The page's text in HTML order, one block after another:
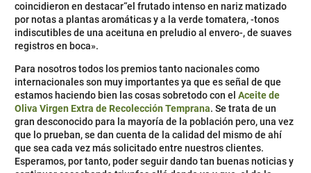
coincidieron en destacar“el frutado intenso en nariz matizado
por notas a plantas aromáticas y a la verde tomatera, -tonos
indiscutibles de una aceituna en preludio al envero-, de suaves
registros en boca».
Para nosotros todos los premios tanto nacionales como
internacionales son muy importantes ya que es señal de que
estamos haciendo bien las cosas sobretodo con el Aceite de
Oliva Virgen Extra de Recolección Temprana. Se trata de un
gran desconocido para la mayoría de la población pero, una vez
que lo prueban, se dan cuenta de la calidad del mismo de ahí
que sea cada vez más solicitado entre nuestros clientes.
Esperamos, por tanto, poder seguir dando tan buenas noticias y